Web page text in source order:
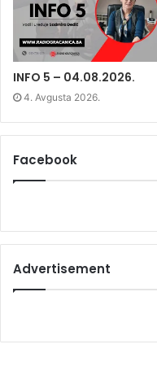
w
i
n
d
o
w
)
i
n
o
w
)
w
i
n
d
w
)
INFO 5 – 04.08.2026.
4. Avgusta 2026.
Facebook
Advertisement